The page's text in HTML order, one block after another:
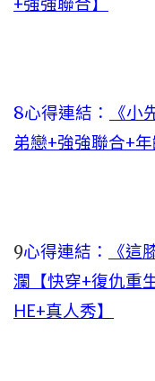
8心得連結：
《小
弟戀+強強聯合+年
9心得連結：
《這
瀾【快穿+復仇重
HE+真人秀】